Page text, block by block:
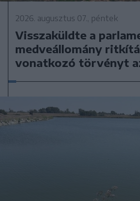
2026. augusztus 07., péntek
Visszaküldte a
medveállomány
vonatkozó törvényt